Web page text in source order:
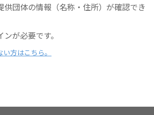
団体の情報（名称・住所）が確認でき
が必要です。
方はこちら。